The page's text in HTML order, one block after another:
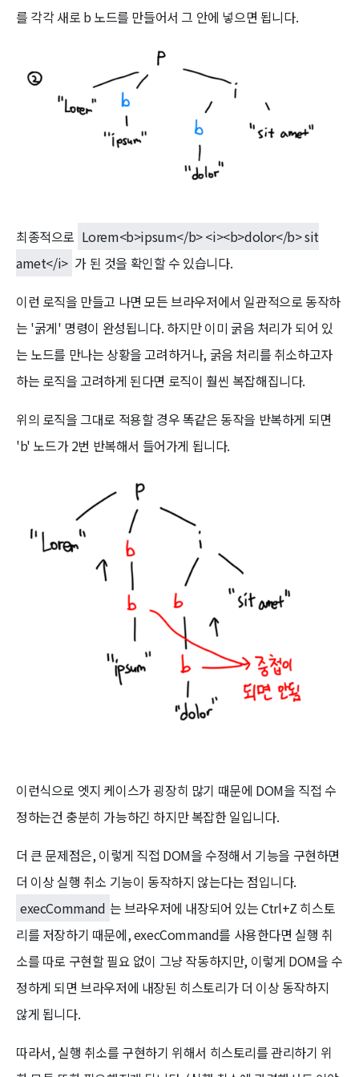
를 각각 새로 b 노드를 만들어서 그 안에 넣으면 됩니다.
최종적으로 Lorem<b>ipsum</b> <i><b>dolor</b> sit
amet</i> 가 된 것을 확인할 수 있습니다.
이런 로직을 만들고 나면 모든 브라우저에서 일관적으로 동작하
는 '굵게' 명령이 완성됩니다. 하지만 이미 굵음 처리가 되어 있
는 노드를 만나는 상황을 고려하거나, 굵음 처리를 취소하고자
하는 로직을 고려하게 된다면 로직이 훨씬 복잡해집니다.
위의 로직을 그대로 적용할 경우 똑같은 동작을 반복하게 되면
'b' 노드가 2번 반복해서 들어가게 됩니다.
이런식으로 엣지 케이스가 굉장히 많기 때문에 DOM을 직접 수
정하는건 충분히 가능하긴 하지만 복잡한 일입니다.
더 큰 문제점은, 이렇게 직접 DOM을 수정해서 기능을 구현하면
더 이상 실행 취소 기능이 동작하지 않는다는 점입니다.
execCommand 는 브라우저에 내장되어 있는 Ctrl+Z 히스토
리를 저장하기 때문에, execCommand를 사용한다면 실행 취
소를 따로 구현할 필요 없이 그냥 작동하지만, 이렇게 DOM을 수
정하게 되면 브라우저에 내장된 히스토리가 더 이상 동작하지
않게 됩니다.
따라서, 실행 취소를 구현하기 위해서 히스토리를 관리하기 위